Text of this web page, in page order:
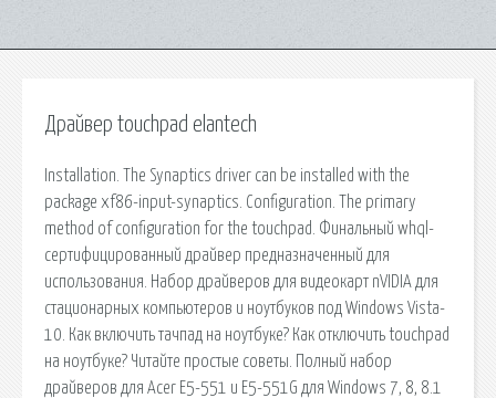
Драйвер touchpad elantech
Installation. The Synaptics driver can be installed with the
package xf86-input-synaptics. Configuration. The primary
method of configuration for the touchpad. Финальный whql-
сертифицированный драйвер предназначенный для
использования. Набор драйверов для видеокарт nVIDIA для
стационарных компьютеров и ноутбуков под Windows Vista-
10. Как включить тачпад на ноутбуке? Как отключить touchpad
на ноутбуке? Читайте простые советы. Полный набор
драйверов для Acer E5-551 и E5-551G для Windows 7, 8, 8.1